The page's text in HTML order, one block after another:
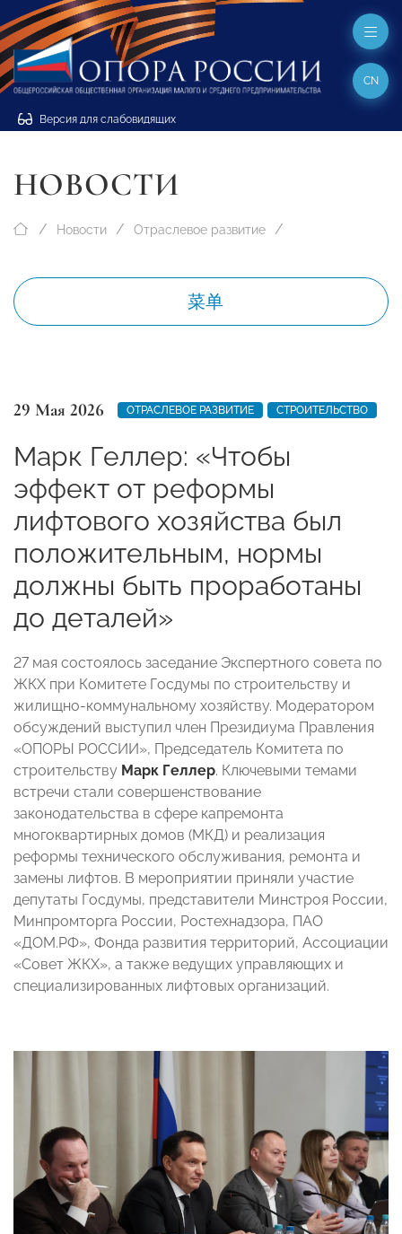
Версия для слабовидящих
CN
НОВОСТИ
Новости Отраслевое развитие
菜单
29 Мая 2026 ОТРАСЛЕВОЕ РАЗВИТИЕ СТРОИТЕЛЬСТВО
Марк Геллер: «Чтобы
эффект от реформы
лифтового хозяйства был
положительным, нормы
должны быть проработаны
до деталей»
27 мая состоялось заседание Экспертного совета по
ЖКХ при Комитете Госдумы по строительству и
жилищно-коммунальному хозяйству. Модератором
обсуждений выступил член Президиума Правления
«ОПОРЫ РОССИИ», Председатель Комитета по
строительству Марк Геллер. Ключевыми темами
встречи стали совершенствование
законодательства в сфере капремонта
многоквартирных домов (МКД) и реализация
реформы технического обслуживания, ремонта и
замены лифтов. В мероприятии приняли участие
депутаты Госдумы, представители Минстроя России,
Минпромторга России, Ростехнадзора, ПАО
«ДОМ.РФ», Фонда развития территорий, Ассоциации
«Совет ЖКХ», а также ведущих управляющих и
специализированных лифтовых организаций.